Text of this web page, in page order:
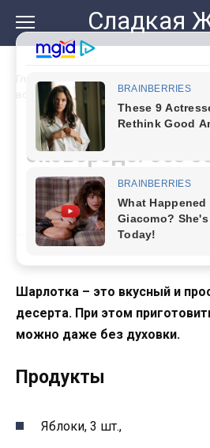
контенту
Сладкая
всего на одном яйце
Как
сковороде: без
на одном
Шарлотка – это вкусный и
десерта. При этом
можно даже без духовки.
Продукты
Яблоки, 3 шт.,